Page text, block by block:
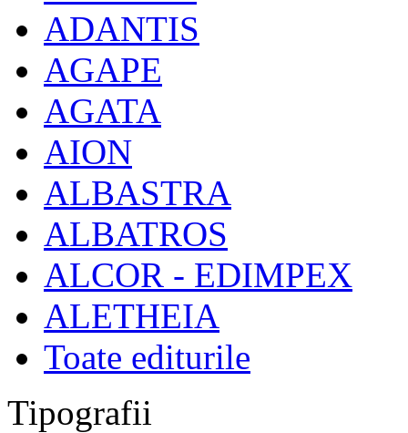
ADANTIS
AGAPE
AGATA
AION
ALBASTRA
ALBATROS
ALCOR - EDIMPEX
ALETHEIA
Toate editurile
Tipografii